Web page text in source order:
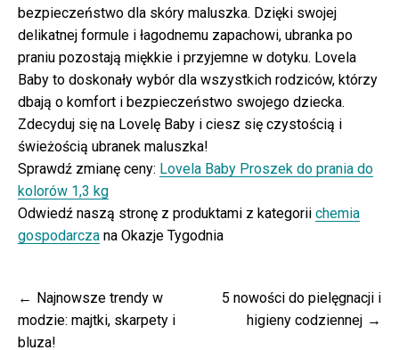
bezpieczeństwo dla skóry maluszka. Dzięki swojej
delikatnej formule i łagodnemu zapachowi, ubranka po
praniu pozostają miękkie i przyjemne w dotyku. Lovela
Baby to doskonały wybór dla wszystkich rodziców, którzy
dbają o komfort i bezpieczeństwo swojego dziecka.
Zdecyduj się na Lovelę Baby i ciesz się czystością i
świeżością ubranek maluszka!
Sprawdź zmianę ceny: Lovela Baby Proszek do prania do
kolorów 1,3 kg
Odwiedź naszą stronę z produktami z kategorii chemia
gospodarcza na Okazje Tygodnia
Nawigacja
wpisu
Najnowsze trendy w
modzie: majtki, skarpety i
bluza!
5 nowości do pielęgnacji i
higieny codziennej